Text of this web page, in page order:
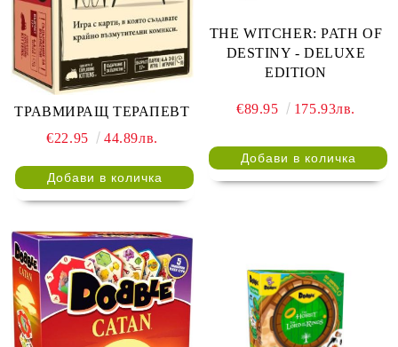
ТРАВМИРАЩ ТЕРАПЕВТ
€22.95
44.89лв.
THE WITCHER: PATH OF
DESTINY - DELUXE
EDITION
€89.95 175.93лв.